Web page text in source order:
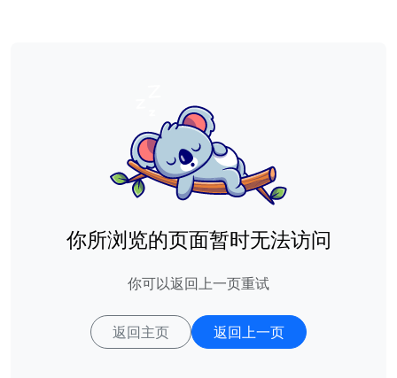
你所浏览的页面暂时无法访问
你可以返回上一页重试
返回主页 返回上一页